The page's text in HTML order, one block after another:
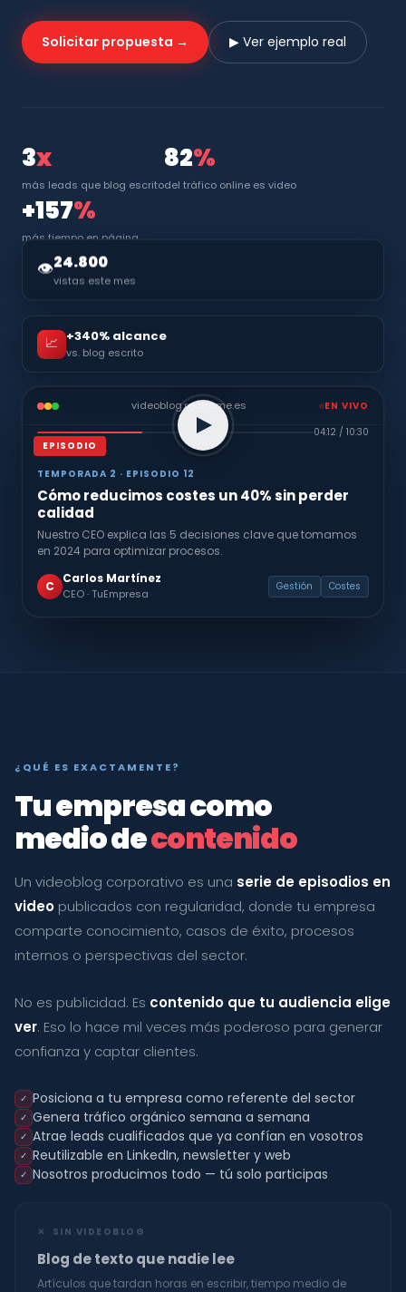
Solicitar propuesta → ▶ Ver ejemplo real
3x
más leads que blog escrito
82%
del tráfico online es video
+157%
más tiempo en página
👁24.800
vistas este mes
📈 +340% alcance
vs. blog escrito
videoblog.redframe.es EN VIVO
EPISODIO
04:12 / 10:30
TEMPORADA 2 · EPISODIO 12
Cómo reducimos costes un 40% sin perder
calidad
Nuestro CEO explica las 5 decisiones clave que tomamos
en 2024 para optimizar procesos.
C Carlos Martínez
CEO · TuEmpresa
Gestión Costes
¿QUÉ ES EXACTAMENTE?
Tu empresa como
medio decontenido
Un videoblog corporativo es una serie de episodios en
video publicados con regularidad, donde tu empresa
comparte conocimiento, casos de éxito, procesos
internos o perspectivas del sector.
No es publicidad. Es contenido que tu audiencia elige
ver. Eso lo hace mil veces más poderoso para generar
confianza y captar clientes.
✓ Posiciona a tu empresa como referente del sector
✓ Genera tráfico orgánico semana a semana
✓ Atrae leads cualificados que ya confían en vosotros
✓ Reutilizable en LinkedIn, newsletter y web
✓ Nosotros producimos todo — tú solo participas
✕ SIN VIDEOBLOG
Blog de texto que nadie lee
Artículos que tardan horas en escribir, tiempo medio de